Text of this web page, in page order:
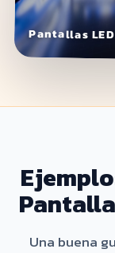
Pantallas
Una buena